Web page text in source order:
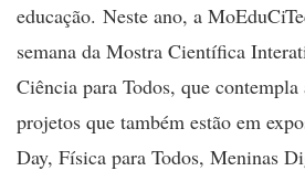
educação. Neste ano, a
semana da Mostra Científica
Ciência para Todos, que
projetos que também estão em
Day, Física para Todos, Meninas